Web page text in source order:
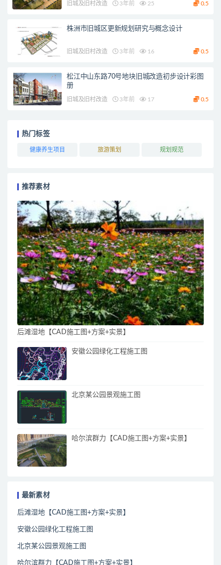
旧城及旧村改造 3年前 25 0.5
株洲市旧城区更新规划研究与概念设计
旧城及旧村改造 3年前 16 0.5
松江中山东路70号地块旧城改造初步设计彩图
册
旧城及旧村改造 3年前 17 0.5
热门标签
健康养生项目 旅游策划 规划规范
推荐素材
后滩湿地【CAD施工图+方案+实景】
安徽公园绿化工程施工图
北京某公园景观施工图
哈尔滨群力【CAD施工图+方案+实景】
最新素材
后滩湿地【CAD施工图+方案+实景】
安徽公园绿化工程施工图
北京某公园景观施工图
哈尔滨群力【CAD施工图+方案+实景】